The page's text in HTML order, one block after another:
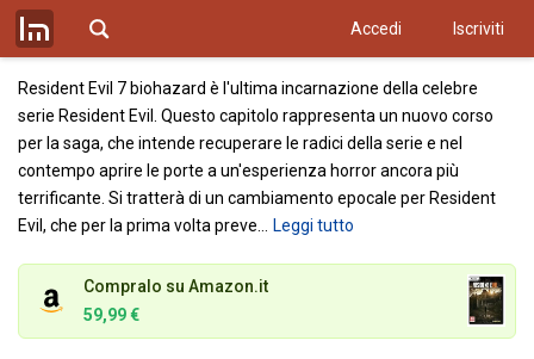
Accedi Iscriviti
Link
store.steampowered.com
Resident Evil 7 biohazard è l'ultima incarnazione della celebre
serie Resident Evil. Questo capitolo rappresenta un nuovo corso
per la saga, che intende recuperare le radici della serie e nel
contempo aprire le porte a un'esperienza horror ancora più
terrificante. Si tratterà di un cambiamento epocale per Resident
Evil, che per la prima volta preve
Leggi tutto
Compralo su Amazon.it
59,99 €